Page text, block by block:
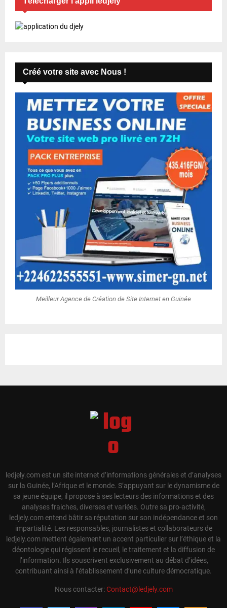
Créé votre site avec Nous !
Meilleur Agence de Création de Site Internet en Guinée
ledjely.com est un site internet d’informations générales et d’analyses
sur la Guinée, l’Afrique et le monde. S’appuyant sur le dynamisme de
sa jeune équipe, il propose à ses lecteurs des informations et des
analyses fraiches, diverses et variées. Outre sa pro-activité,
ledjely.com entend bâtir sa réputation sur son indépendance et son
impartialité. Les responsables, journalistes et collaborateurs de
ledjely.com mettent également un accent particulier sur l’éthique et la
déontologie qui régissent le recueil, le traitement et la diffusion de
l’information. Ils souscrivent exclusivement au débat d’idées,
contribuant ainsi à l’établissement d’une culture démocratique.
Nous contacter:Contact@ledjely.com